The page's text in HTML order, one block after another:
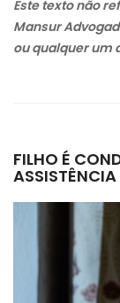
Este texto não
Mansur
ou qualquer um
FILHO É